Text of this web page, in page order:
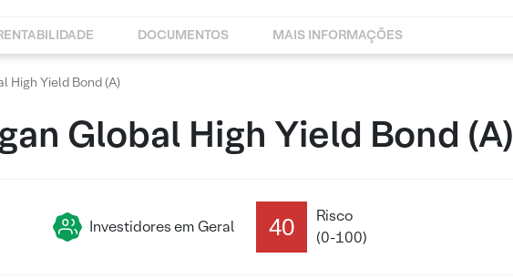
DOCUMENTOS MAIS INFORMAÇÕES
High Yield Bond (A)
Global High Yield Bond (A)
Investidores em Geral 40
Risco
(0-100)